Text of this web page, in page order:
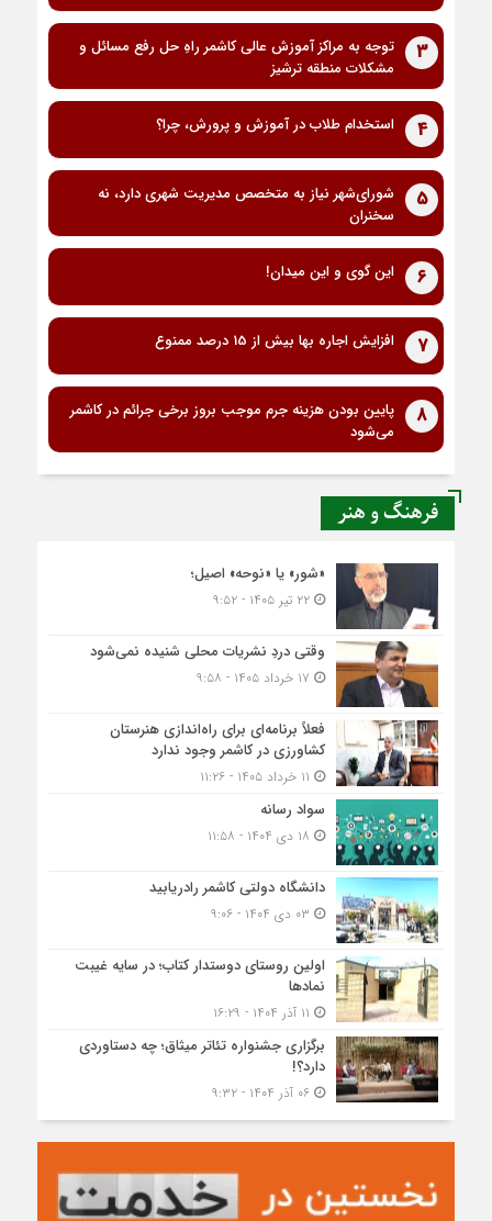
3
توجه به مراکز آموزش عالی کاشمر راهِ حل رفع مسائل و
مشکلات منطقه ترشیز
4 استخدام طلاب در آموزش و پرورش، چرا؟
5
شورای‌شهر نیاز به متخصص مدیریت شهری دارد، نه
سخنران
6 این گوی و این میدان!
7 افزایش اجاره بها بیش از 15 درصد ممنوع
8
پایین بودن هزینه جرم موجب بروز برخی جرائم در کاشمر
می‌شود
فرهنگ و هنر
«شور» یا «نوحه» اصیل؛
۲۲ تیر ۱۴۰۵ - ۹:۵۲
وقتی دردِ نشریات محلی شنیده نمی‌شود
فعلاً برنامه‌ای برای راه‌اندازی هنرستان
کشاورزی در کاشمر وجود ندارد
سواد رسانه
دانشگاه دولتی کاشمر‌ رادریابید
اولین روستای دوستدار کتاب؛ در سایه غیبت
نمادها
برگزاری جشنواره تئاتر میثاق؛ چه دستاوردی
دارد؟!
۰۶ آذر ۱۴۰۴ - ۹:۳۲